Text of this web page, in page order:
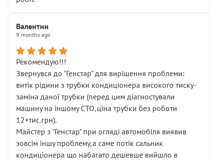
Валентин
9 months ago
Рекомендую!!!
Звернувся до "Генстар" для вирішення проблеми:
витік рідини з трубки кондиціонера високого тиску-
заміна даної трубки (перед цим діагностували
машину на іншому СТО,ціна трубки без роботи
12+тис.грн).
Майстер з "Генстар" при огляді автомобіля виявив
зовсім іншу проблему,а саме потік сальник
кондиціонера що набагато дешевше вийшло в